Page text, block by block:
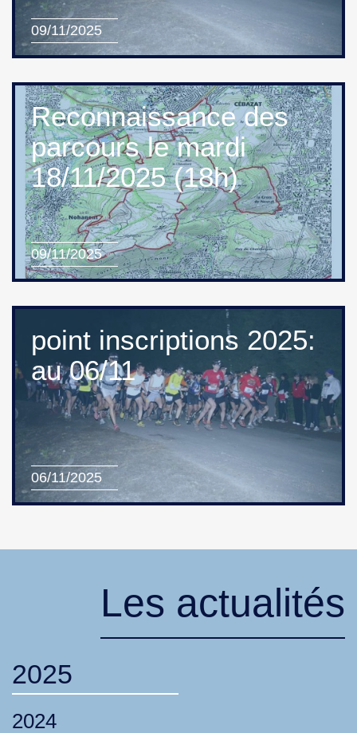
09/11/2025
Reconnaissance des
parcours le mardi
18/11/2025 (18h)
09/11/2025
point inscriptions 2025:
au 06/11
06/11/2025
Les actualités
2025
2024